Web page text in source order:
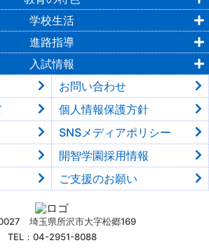
埼玉県所沢市大字松郷169
TEL：04-2951-8088
学校生活
進路指導
入試情報
お問い合わせ
個人情報保護方針
SNSメディアポリシー
開智学園採用情報
ご支援のお願い